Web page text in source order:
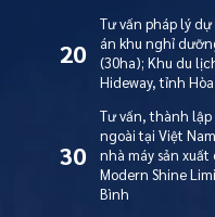
20
Tư vấn pháp lý
án khu nghỉ
(30ha); Khu du
Hideway, tỉnh
30
Tư vấn, thành
ngoài tại Việt
nhà máy sản xuất
Modern Shine
Bình